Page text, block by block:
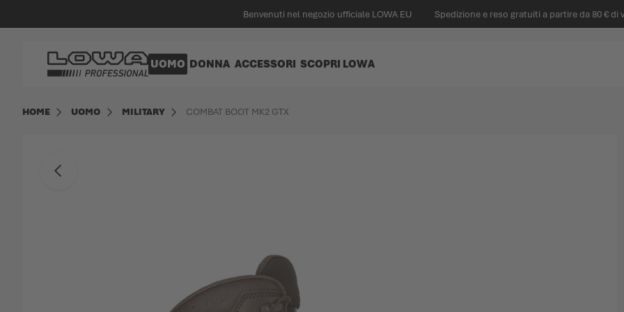
Benvenuti nel negozio ufficiale LOWA EU Spedizione e reso gratuiti a partire da 80 € di
Vai alla Home Page
UOMO DONNA ACCESSORI SCOPRI LOWA
HOME UOMO MILITARY COMBAT BOOT MK2 GTX
Indietro